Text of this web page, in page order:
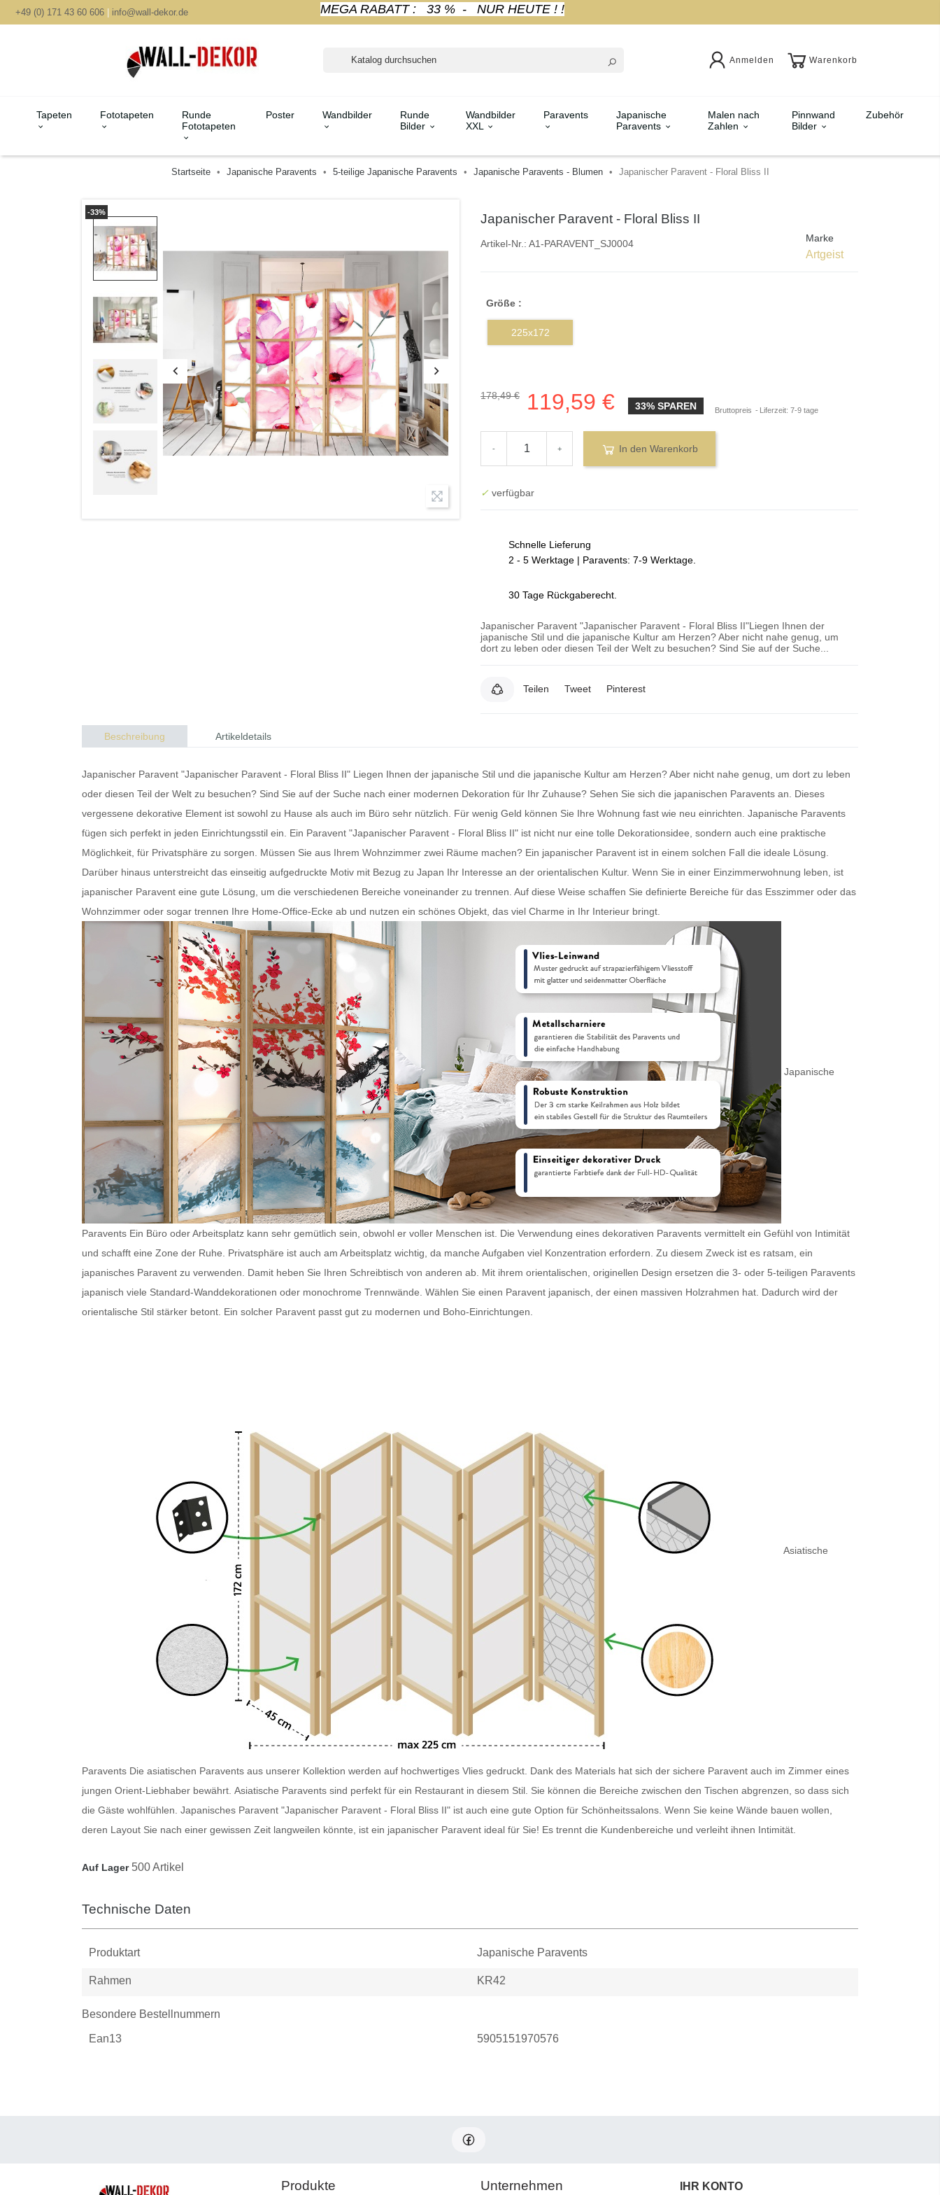
+49 (0) 171 43 60 606 | info@wall-dekor.de MEGA RABATT : 33 % - NUR HEUTE ! !
Anmelden Warenkorb
Tapeten Fototapeten
Runde
Fototapeten
Poster Wandbilder
Runde
Bilder
Wandbilder
XXL
Paravents
Japanische
Paravents
Malen nach
Zahlen
Pinnwand
Bilder
Zubehör
Startseite Japanische Paravents 5-teilige Japanische Paravents Japanische Paravents - Blumen Japanischer Paravent - Floral Bliss II
-33% Japanischer Paravent - Floral Bliss II
Artikel-Nr.: A1-PARAVENT_SJ0004 Marke
Artgeist
Größe :
225x172
178,49 € 119,59 € 33% SPAREN Bruttopreis Liferzeit: 7-9 tage
- + In den Warenkorb
✓ verfügbar
Schnelle Lieferung
2 - 5 Werktage | Paravents: 7-9 Werktage.
30 Tage Rückgaberecht.
Japanischer Paravent "Japanischer Paravent - Floral Bliss II"Liegen Ihnen der
japanische Stil und die japanische Kultur am Herzen? Aber nicht nahe genug, um
dort zu leben oder diesen Teil der Welt zu besuchen? Sind Sie auf der Suche...
Teilen Tweet Pinterest
Beschreibung Artikeldetails
Japanischer Paravent "Japanischer Paravent - Floral Bliss II" Liegen Ihnen der japanische Stil und die japanische Kultur am Herzen? Aber nicht nahe genug, um dort zu leben
oder diesen Teil der Welt zu besuchen? Sind Sie auf der Suche nach einer modernen Dekoration für Ihr Zuhause? Sehen Sie sich die japanischen Paravents an. Dieses
vergessene dekorative Element ist sowohl zu Hause als auch im Büro sehr nützlich. Für wenig Geld können Sie Ihre Wohnung fast wie neu einrichten. Japanische Paravents
fügen sich perfekt in jeden Einrichtungsstil ein. Ein Paravent "Japanischer Paravent - Floral Bliss II" ist nicht nur eine tolle Dekorationsidee, sondern auch eine praktische
Möglichkeit, für Privatsphäre zu sorgen. Müssen Sie aus Ihrem Wohnzimmer zwei Räume machen? Ein japanischer Paravent ist in einem solchen Fall die ideale Lösung.
Darüber hinaus unterstreicht das einseitig aufgedruckte Motiv mit Bezug zu Japan Ihr Interesse an der orientalischen Kultur. Wenn Sie in einer Einzimmerwohnung leben, ist
japanischer Paravent eine gute Lösung, um die verschiedenen Bereiche voneinander zu trennen. Auf diese Weise schaffen Sie definierte Bereiche für das Esszimmer oder das
Wohnzimmer oder sogar trennen Ihre Home-Office-Ecke ab und nutzen ein schönes Objekt, das viel Charme in Ihr Interieur bringt.
Japanische
Paravents Ein Büro oder Arbeitsplatz kann sehr gemütlich sein, obwohl er voller Menschen ist. Die Verwendung eines dekorativen Paravents vermittelt ein Gefühl von Intimität
und schafft eine Zone der Ruhe. Privatsphäre ist auch am Arbeitsplatz wichtig, da manche Aufgaben viel Konzentration erfordern. Zu diesem Zweck ist es ratsam, ein
japanisches Paravent zu verwenden. Damit heben Sie Ihren Schreibtisch von anderen ab. Mit ihrem orientalischen, originellen Design ersetzen die 3- oder 5-teiligen Paravents
japanisch viele Standard-Wanddekorationen oder monochrome Trennwände. Wählen Sie einen Paravent japanisch , der einen massiven Holzrahmen hat. Dadurch wird der
orientalische Stil stärker betont. Ein solcher Paravent passt gut zu modernen und Boho-Einrichtungen.
Asiatische
Paravents Die asiatischen Paravents aus unserer Kollektion werden auf hochwertiges Vlies gedruckt. Dank des Materials hat sich der sichere Paravent auch im Zimmer eines
jungen Orient-Liebhaber bewährt. Asiatische Paravents sind perfekt für ein Restaurant in diesem Stil. Sie können die Bereiche zwischen den Tischen abgrenzen, so dass sich
die Gäste wohlfühlen. Japanisches Paravent "Japanischer Paravent - Floral Bliss II" ist auch eine gute Option für Schönheitssalons. Wenn Sie keine Wände bauen wollen,
deren Layout Sie nach einer gewissen Zeit langweilen könnte, ist ein japanischer Paravent ideal für Sie! Es trennt die Kundenbereiche und verleiht ihnen Intimität.
Auf Lager 500 Artikel
Technische Daten
Produktart Japanische Paravents
Rahmen KR42
Besondere Bestellnummern
Ean13 5905151970576
Produkte Unternehmen IHR KONTO